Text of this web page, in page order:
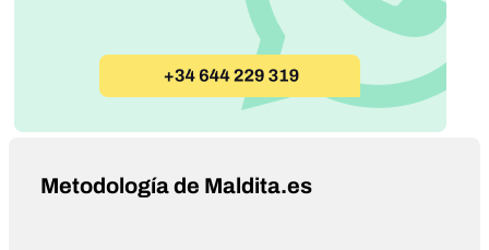
Metodología de Maldita.es